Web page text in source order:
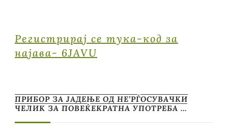
Регистрирај се тука-код за
најава- 6JAVU
ПРИБОР ЗА ЈАДЕЊЕ ОД НЕ’РЃОСУВАЧКИ
ЧЕЛИК ЗА ПОВЕЌЕКРАТНА УПОТРЕБА …